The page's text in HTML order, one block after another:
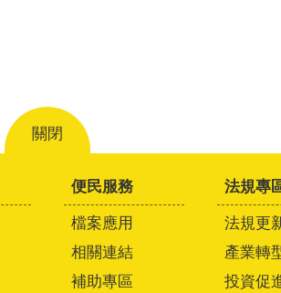
關閉
便民服務
檔案應用
相關連結
補助專區
法規專
法規更
產業轉
投資促